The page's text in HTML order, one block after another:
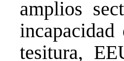
amplios
tesitura,